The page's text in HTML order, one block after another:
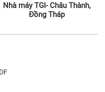
Nhà máy TGI- Châu Thành,
Đồng Tháp